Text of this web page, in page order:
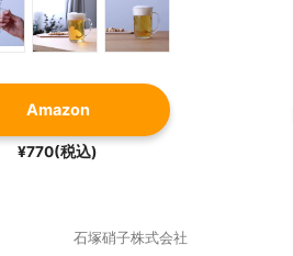
Amazon
¥770(税込)
石塚硝子株式会社